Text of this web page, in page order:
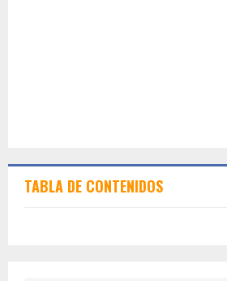
TABLA DE CONTENIDOS